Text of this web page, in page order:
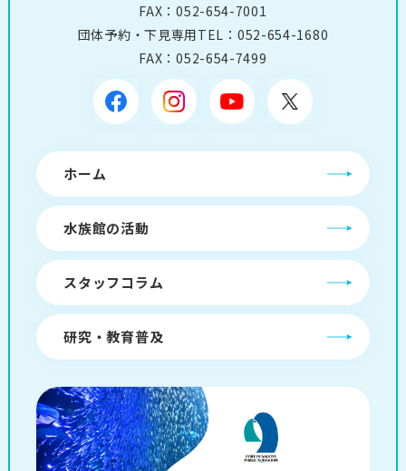
FAX：052-654-7001
団体予約・下見専用TEL： 052-654-1680
FAX：052-654-7499
ホーム
水族館の活動
スタッフコラム
研究・教育普及